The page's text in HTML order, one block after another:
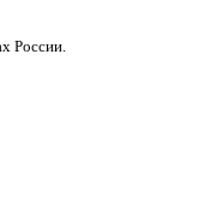
России.